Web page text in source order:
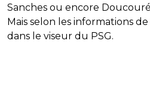
Sanches ou encore
Mais selon les informations de
dans le viseur du PSG.